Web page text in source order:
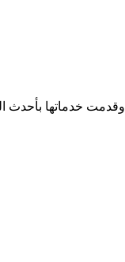
مؤسسة رسمية تابعه لوزارة التجارة والصناعة بسجل تجاري